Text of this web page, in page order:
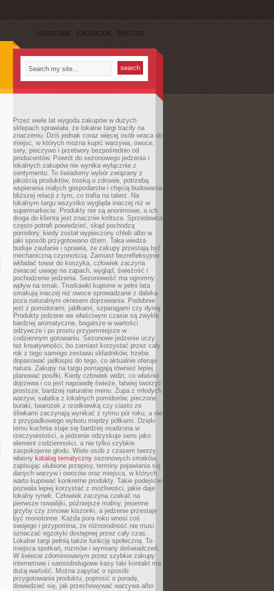
SUBSCRIBE FACEBOOK TWITTER
Przez wiele lat wygoda zakupów w dużych
sklepach sprawiała, że lokalne targi traciły na
znaczeniu. Dziś jednak coraz więcej osób wraca do
miejsc, w których można kupić warzywa, owoce,
sery, pieczywo i przetwory bezpośrednio od
producentów. Powrót do sezonowego jedzenia i
lokalnych zakupów nie wynika wyłącznie z
sentymentu. To świadomy wybór związany z
jakością produktów, troską o zdrowie, potrzebą
wspierania małych gospodarstw i chęcią budowania
bliższej relacji z tym, co trafia na talerz. Na
lokalnym targu wszystko wygląda inaczej niż w
supermarkecie. Produkty nie są anonimowe, a ich
droga do klienta jest znacznie krótsza. Sprzedawca
często potrafi powiedzieć, skąd pochodzą
pomidory, kiedy został wypieczony chleb albo w
jaki sposób przygotowano dżem. Taka wiedza
buduje zaufanie i sprawia, że zakupy przestają być
mechaniczną czynnością. Zamiast bezrefleksyjnie
wkładać towar do koszyka, człowiek zaczyna
zwracać uwagę na zapach, wygląd, świeżość i
pochodzenie jedzenia. Sezonowość ma ogromny
wpływ na smak. Truskawki kupione w pełni lata
smakują inaczej niż owoce sprowadzane z daleka
poza naturalnym okresem dojrzewania. Podobnie
jest z pomidorami, jabłkami, szparagami czy dynią.
Produkty jedzone we właściwym czasie są zwykle
bardziej aromatyczne, bogatsze w wartości
odżywcze i po prostu przyjemniejsze w
codziennym gotowaniu. Sezonowe jedzenie uczy
też kreatywności, bo zamiast korzystać przez cały
rok z tego samego zestawu składników, trzeba
dopasować jadłospis do tego, co aktualnie oferuje
natura. Zakupy na targu pomagają również lepiej
planować posiłki. Kiedy człowiek widzi, co właśnie
dojrzewa i co jest naprawdę świeże, łatwiej tworzyć
prostsze, bardziej naturalne menu. Zupa z młodych
warzyw, sałatka z lokalnych pomidorów, pieczone
buraki, twarożek z rzodkiewką czy ciasto ze
śliwkami zaczynają wynikać z rytmu pór roku, a nie
z przypadkowego wyboru między półkami. Dzięki
temu kuchnia staje się bardziej osadzona w
rzeczywistości, a jedzenie odzyskuje sens jako
element codzienności, a nie tylko szybkie
zaspokojenie głodu. Wiele osób z czasem tworzy
własny katalog tematyczny sezonowych smaków,
zapisując ulubione przepisy, terminy pojawiania się
danych warzyw i owoców oraz miejsca, w których
warto kupować konkretne produkty. Takie podejście
pozwala lepiej korzystać z możliwości, jakie daje
lokalny rynek. Człowiek zaczyna czekać na
pierwsze nowalijki, późniejsze maliny, jesienne
grzyby czy zimowe kiszonki, a jedzenie przestaje
być monotonne. Każda pora roku wnosi coś
swojego i przypomina, że różnorodność nie musi
oznaczać egzotyki dostępnej przez cały czas.
Lokalne targi pełnią także funkcję społeczną. To
miejsca spotkań, rozmów i wymiany doświadczeń.
W świecie zdominowanym przez szybkie zakupy
internetowe i samoobsługowe kasy taki kontakt ma
dużą wartość. Można zapytać o sposób
przygotowania produktu, poprosić o poradę,
dowiedzieć się, jak przechowywać warzywa albo